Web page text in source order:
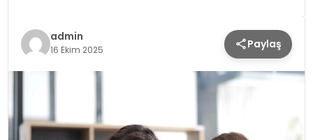
MAGAZIN
SPOR
admin
16 Ekim 2025 Paylaş